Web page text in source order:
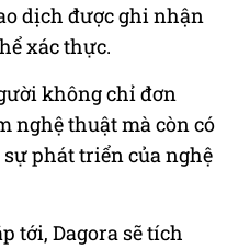
dịch được ghi nhận
xác thực.
không chỉ đơn
nghệ thuật mà còn có
phát triển của nghệ
tới, Dagora sẽ tích